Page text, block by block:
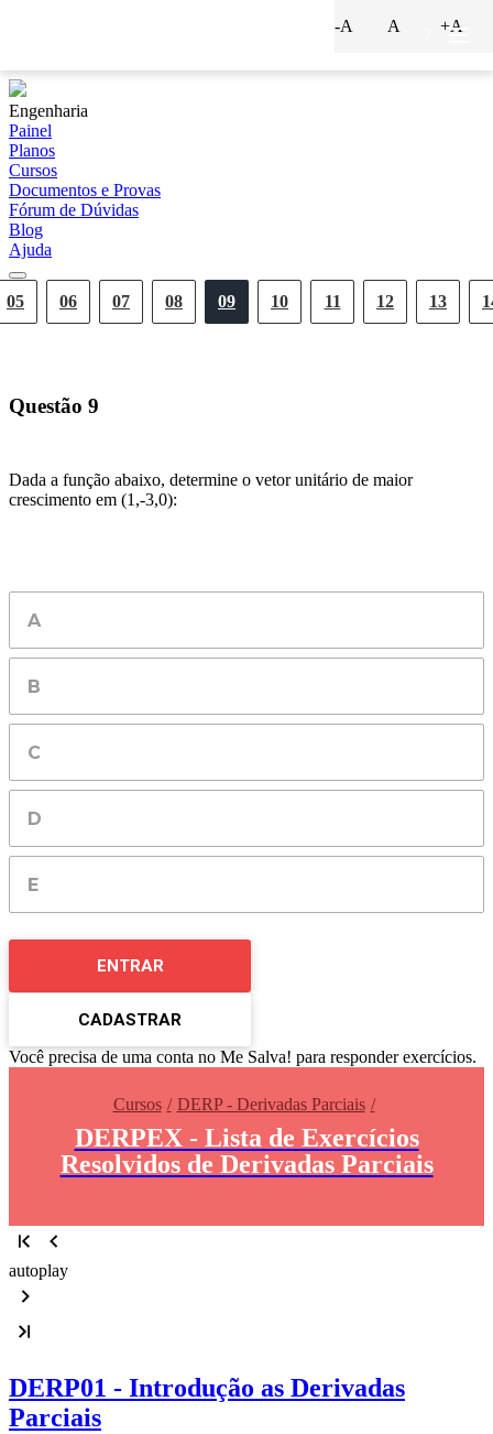
Engenharia
Painel
Planos
Cursos
Documentos e Provas
Fórum de Dúvidas
Blog
Ajuda
05 06 07 08 09 10 11 12 13
-A A +A
Questão 9
Dada a função abaixo, determine o vetor unitário de maior
crescimento em (1,-3,0):
ENTRAR
CADASTRAR
Você precisa de uma conta no Me Salva! para responder exercícios.
Cursos DERP - Derivadas Parciais
DERPEX - Lista de Exercícios
Resolvidos de Derivadas Parciais
autoplay
DERP01 - Introdução as Derivadas
Parciais